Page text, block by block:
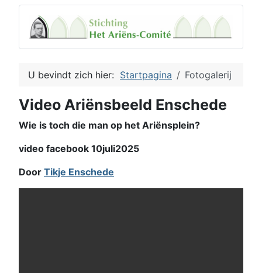
U bevindt zich hier: Startpagina Fotogalerij
Video Ariënsbeeld Enschede
Wie is toch die man op het Ariënsplein?
video facebook 10juli2025
Door Tikje Enschede